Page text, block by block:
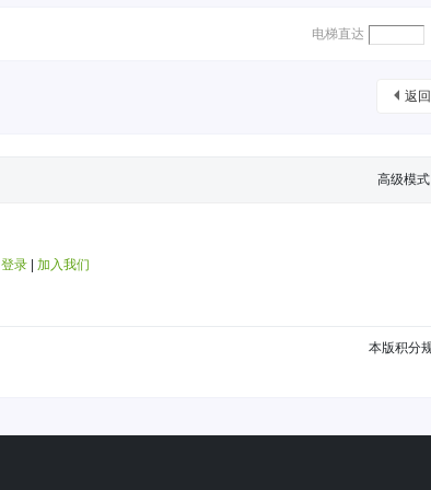
电梯直达
返
高级模式
登录 加入我们
本版积分